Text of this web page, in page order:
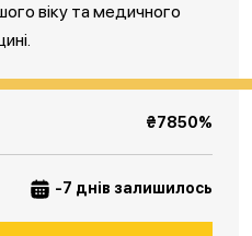
віку та медичного
₴7850%
-7 днів залишилось